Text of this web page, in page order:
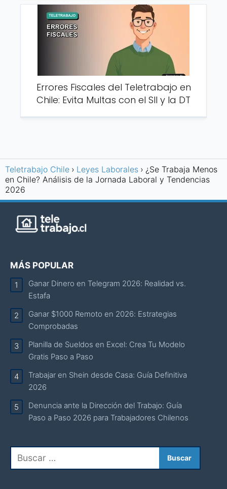
Errores Fiscales del Teletrabajo en
Chile: Evita Multas con el SII y la DT
Teletrabajo Chile Leyes Laborales
¿Se Trabaja Menos
en Chile? Análisis de la Jornada Laboral y Tendencias
2026
MÁS POPULAR
Ganar Dinero en Telegram 2026: Realidad vs.
Estafa
Ganar $1000 Remoto en 2026: Estrategias
Comprobadas
Planilla de Sueldos en Excel: Crea Tu Modelo
Gratis Paso a Paso
Trabajar en Shein desde Casa: Guía Definitiva
2026
Denuncia ante la Dirección del Trabajo: Guía
Paso a Paso 2026 para Trabajadores Chilenos